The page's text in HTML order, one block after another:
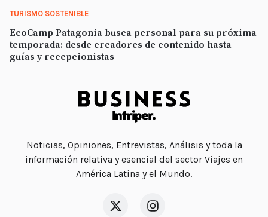
Noticias, Opiniones, Entrevistas, Análisis y toda la
información relativa y esencial del sector Viajes en
América Latina y el Mundo.
TURISMO SOSTENIBLE
EcoCamp Patagonia busca personal para su próxima
temporada: desde creadores de contenido hasta
guías y recepcionistas